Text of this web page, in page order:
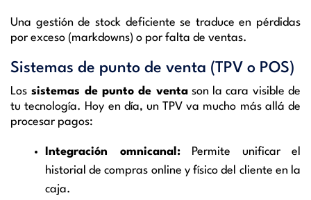
Una gestión de stock deficiente se traduce en pérdidas
por exceso (markdowns) o por falta de ventas.
Sistemas de punto de venta (TPV o POS)
Los sistemas de punto de ventason la cara visible de
tu tecnología. Hoy en día, un TPV va mucho más allá de
procesar pagos:
Integración omnicanal:Permite unificar el
historial de compras online y físico del cliente en la
caja.